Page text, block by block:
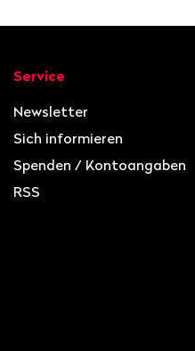
Service
Newsletter
Sich informieren
Spenden / Kontoangaben
RSS